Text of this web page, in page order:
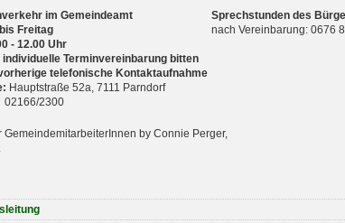
im Gemeindeamt
Freitag
- 12.00 Uhr
individuelle Terminvereinbarung bitten
telefonische Kontaktaufnahme
Hauptstraße 52a, 7111 Parndorf
02166/2300
Sprechstunden des
nach Vereinbarung: 0676
GemeindemitarbeiterInnen by Connie Perger,